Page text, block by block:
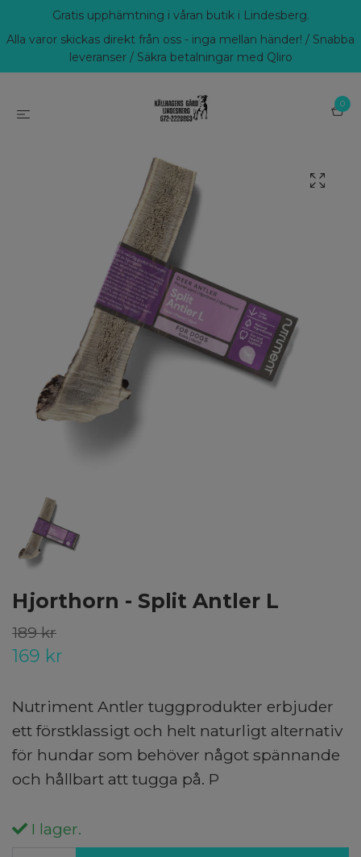
Gratis upphämtning i våran butik i Lindesberg.
Alla varor skickas direkt från oss - inga mellan händer! / Snabba
leveranser / Säkra betalningar med Qliro
0
Hjorthorn - Split Antler L
189 kr
169 kr
Nutriment Antler tuggprodukter erbjuder
ett förstklassigt och helt naturligt alternativ
för hundar som behöver något spännande
och hållbart att tugga på. P
I lager.